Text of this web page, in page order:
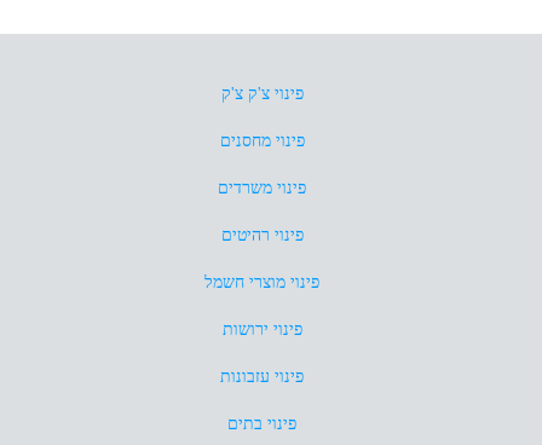
פינוי צ'ק צ'ק
פינוי מחסנים
פינוי משרדים
פינוי רהיטים
פינוי מוצרי חשמל
פינוי ירושות
פינוי עזבונות
פינוי בתים